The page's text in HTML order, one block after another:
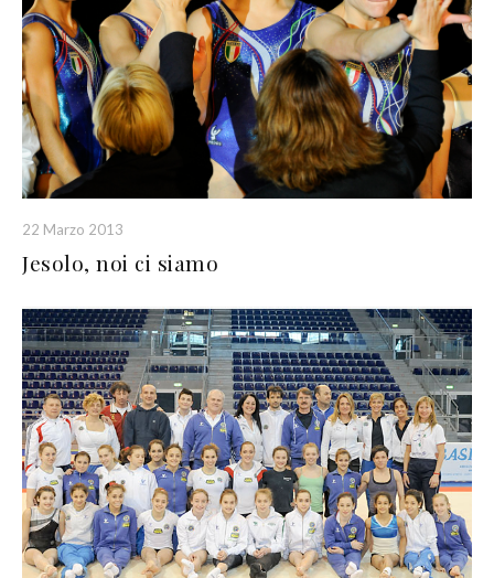
22 Marzo 2013
Jesolo, noi ci siamo